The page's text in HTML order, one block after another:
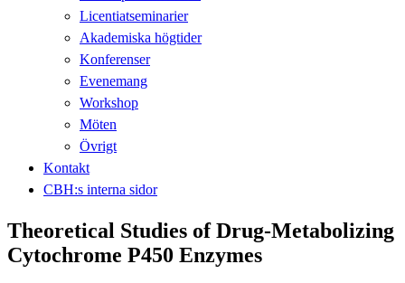
Licentiatseminarier
Akademiska högtider
Konferenser
Evenemang
Workshop
Möten
Övrigt
Kontakt
CBH:s interna sidor
Theoretical Studies of Drug-Metabolizing
Cytochrome P450 Enzymes